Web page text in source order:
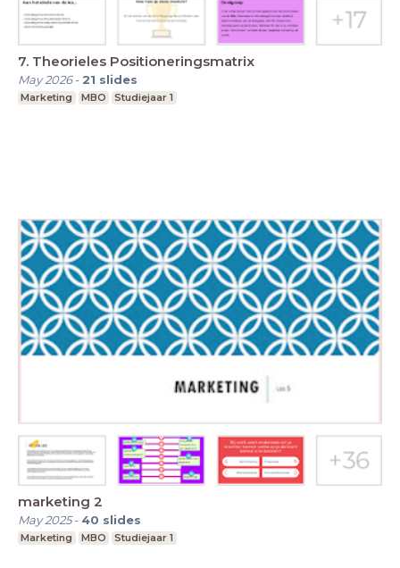
7. Theorieles Positioneringsmatrix
May 2026- 21 slides
Marketing MBO Studiejaar 1
marketing 2
May 2025- 40 slides
Marketing MBO Studiejaar 1